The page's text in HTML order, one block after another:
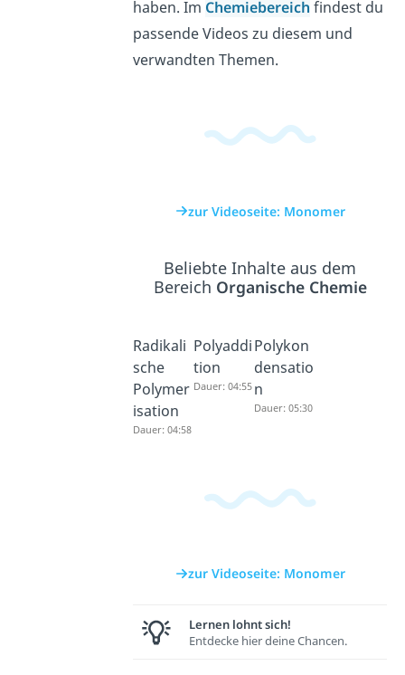
haben. Im Chemiebereich findest du
passende Videos zu diesem und
verwandten Themen.
zur Videoseite: Monomer
Beliebte Inhalte aus dem
Bereich Organische Chemie
Radikali
sche
Polymer
isation
Dauer: 04:58
Polyaddi
tion
Dauer: 04:55
Polykon
densatio
n
Dauer: 05:30
zur Videoseite: Monomer
Lernen lohnt sich!
Entdecke hier deine Chancen.